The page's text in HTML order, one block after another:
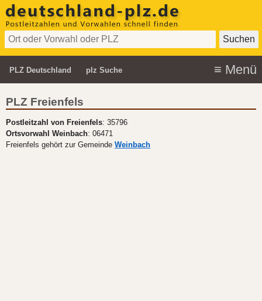
PLZ Deutschland plz Suche
PLZ Freienfels
Postleitzahl von Freienfels: 35796
Ortsvorwahl Weinbach: 06471
Freienfels gehört zur Gemeinde Weinbach